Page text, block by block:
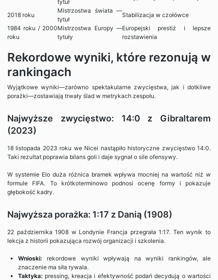
tytuł
2018 roku
Mistrzostwa świata —
tytuł
Stabilizacja w czołówce
1984 roku / 2000
roku
Mistrzostwa Europy —
tytuły
Europejski prestiż i lepsze
rozstawienia
Rekordowe wyniki, które rezonują w
rankingach
Wyjątkowe wyniki—zarówno spektakularne zwycięstwa, jak i dotkliwe
porażki—zostawiają trwały ślad w metrykach zespołu.
Najwyższe zwycięstwo: 14:0 z Gibraltarem
(2023)
18 listopada 2023 roku we Nicei nastąpiło historyczne zwycięstwo 14:0.
Taki rezultat poprawia bilans goli i daje sygnał o sile ofensywy.
W systemie Elo duża różnica bramek wpływa mocniej na wartość niż w
formule FIFA. To krótkoterminowo podnosi ocenę formy i pokazuje
głębokość kadry.
Najwyższa porażka: 1:17 z Danią (1908)
22 października 1908 w Londynie Francja przegrała 1:17. Ten wynik to
lekcja z historii pokazująca rozwój organizacji i szkolenia.
Wnioski: rekordowe wyniki wpływają na wyniki rankingów, ale
znaczenie ma siła rywala.
Taktyka: pressing, kreacja i efektywność podań decydują o wartości